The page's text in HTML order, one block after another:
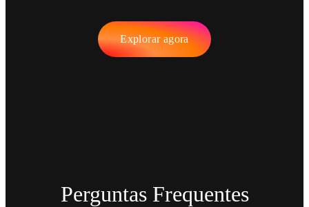
Explorar agora
Perguntas Frequentes